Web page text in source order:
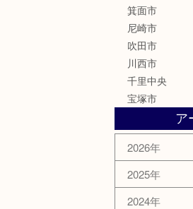
箕面市
尼崎市
吹田市
川西市
千里中央
宝塚市
ア
2026年
2025年
2024年